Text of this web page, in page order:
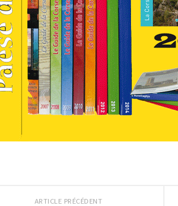
ARTICLE PRÉCÉDENT